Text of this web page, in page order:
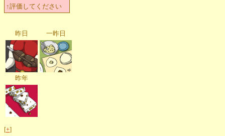
↑評価してください
昨日 一昨日
昨年
[+]